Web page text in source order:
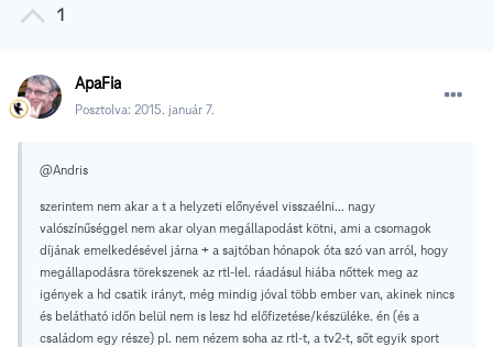
1
ApaFia
Posztolva: 2015. január 7.
@Andris
szerintem nem akar a t a helyzeti előnyével visszaélni... nagy
valószínűséggel nem akar olyan megállapodást kötni, ami a csomagok
díjának emelkedésével járna + a sajtóban hónapok óta szó van arról, hogy
megállapodásra törekszenek az rtl-lel. ráadásul hiába nőttek meg az
igények a hd csatik irányt, még mindig jóval több ember van, akinek nincs
és belátható időn belül nem is lesz hd előfizetése/készüléke. én (és a
családom egy része) pl. nem nézem soha az rtl-t, a tv2-t, sőt egyik sport